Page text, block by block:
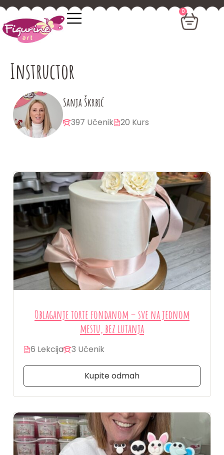
0
Instructor
Sanja Škrbić
397 Učenik 20 Kurs
Oblaganje torte fondanom – sve na jednom
mestu, bez lutanja
6 Lekcija 3 Učenik
Kupite odmah